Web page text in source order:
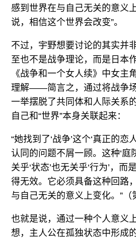
感到世界在与自己无关的意义
说，相信这个世界会改变”。
不过，宇野想要讨论的其实并
至也不是战争理论，而是日本
《战争和一个女人续》中女主
理解——简言之，通过将战争
一举摆脱了共同体和人际关系
自己和“世界”本身关联起来：
“她找到了‘战争’这个‘真正的
认同的问题不屑一顾。这种‘庭
关乎‘状态’也无关乎‘行为’，而
得无效。它必须具备这种回路
与自己无关的意义上变化。”（
也就是说，通过一种个人意义
想，主人公在孤独状态中形成